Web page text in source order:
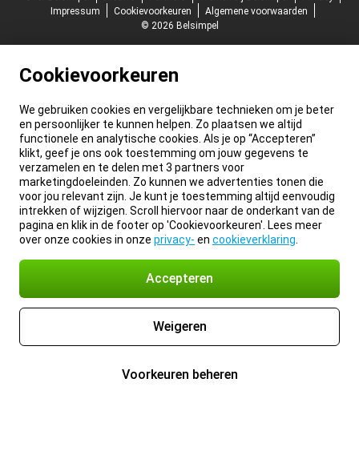
Impressum
Cookievoorkeuren
Algemene voorwaarden
© 2026 Belsimpel
Cookievoorkeuren
We gebruiken cookies en vergelijkbare technieken om je beter
en persoonlijker te kunnen helpen. Zo plaatsen we altijd
functionele en analytische cookies. Als je op “Accepteren”
klikt, geef je ons ook toestemming om jouw gegevens te
verzamelen en te delen met 3 partners voor
marketingdoeleinden. Zo kunnen we advertenties tonen die
voor jou relevant zijn. Je kunt je toestemming altijd eenvoudig
intrekken of wijzigen. Scroll hiervoor naar de onderkant van de
pagina en klik in de footer op 'Cookievoorkeuren'. Lees meer
over onze cookies in onze privacy- en cookieverklaring
Accepteren
Weigeren
Voorkeuren beheren